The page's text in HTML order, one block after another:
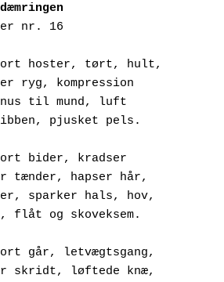
nr. 16
hoster, tørt, hult,
ryg, kompression
anus til mund, luft
ribben, pjusket pels.
bider, kradser
Hakker tænder, hapser hår,
Skraber, sparker hals, hov,
flåt og skoveksem.
går, letvægtsgang,
Et par skridt, løftede knæ,